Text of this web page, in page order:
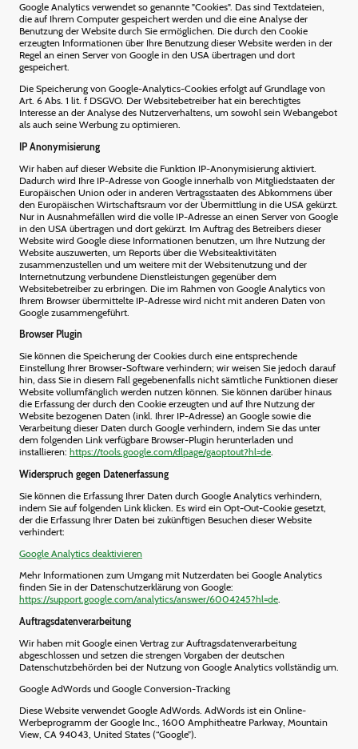
Google Analytics verwendet so genannte "Cookies". Das sind Textdateien,
die auf Ihrem Computer gespeichert werden und die eine Analyse der
Benutzung der Website durch Sie ermöglichen. Die durch den Cookie
erzeugten Informationen über Ihre Benutzung dieser Website werden in der
Regel an einen Server von Google in den USA übertragen und dort
gespeichert.
Die Speicherung von Google-Analytics-Cookies erfolgt auf Grundlage von
Art. 6 Abs. 1 lit. f DSGVO. Der Websitebetreiber hat ein berechtigtes
Interesse an der Analyse des Nutzerverhaltens, um sowohl sein Webangebot
als auch seine Werbung zu optimieren.
IP Anonymisierung
Wir haben auf dieser Website die Funktion IP-Anonymisierung aktiviert.
Dadurch wird Ihre IP-Adresse von Google innerhalb von Mitgliedstaaten der
Europäischen Union oder in anderen Vertragsstaaten des Abkommens über
den Europäischen Wirtschaftsraum vor der Übermittlung in die USA gekürzt.
Nur in Ausnahmefällen wird die volle IP-Adresse an einen Server von Google
in den USA übertragen und dort gekürzt. Im Auftrag des Betreibers dieser
Website wird Google diese Informationen benutzen, um Ihre Nutzung der
Website auszuwerten, um Reports über die Websiteaktivitäten
zusammenzustellen und um weitere mit der Websitenutzung und der
Internetnutzung verbundene Dienstleistungen gegenüber dem
Websitebetreiber zu erbringen. Die im Rahmen von Google Analytics von
Ihrem Browser übermittelte IP-Adresse wird nicht mit anderen Daten von
Google zusammengeführt.
Browser Plugin
Sie können die Speicherung der Cookies durch eine entsprechende
Einstellung Ihrer Browser-Software verhindern; wir weisen Sie jedoch darauf
hin, dass Sie in diesem Fall gegebenenfalls nicht sämtliche Funktionen dieser
Website vollumfänglich werden nutzen können. Sie können darüber hinaus
die Erfassung der durch den Cookie erzeugten und auf Ihre Nutzung der
Website bezogenen Daten (inkl. Ihrer IP-Adresse) an Google sowie die
Verarbeitung dieser Daten durch Google verhindern, indem Sie das unter
dem folgenden Link verfügbare Browser-Plugin herunterladen und
installieren: https://tools.google.com/dlpage/gaoptout?hl=de.
Widerspruch gegen Datenerfassung
Sie können die Erfassung Ihrer Daten durch Google Analytics verhindern,
indem Sie auf folgenden Link klicken. Es wird ein Opt-Out-Cookie gesetzt,
der die Erfassung Ihrer Daten bei zukünftigen Besuchen dieser Website
verhindert:
Google Analytics deaktivieren
Mehr Informationen zum Umgang mit Nutzerdaten bei Google Analytics
finden Sie in der Datenschutzerklärung von Google:
https://support.google.com/analytics/answer/6004245?hl=de.
Auftragsdatenverarbeitung
Wir haben mit Google einen Vertrag zur Auftragsdatenverarbeitung
abgeschlossen und setzen die strengen Vorgaben der deutschen
Datenschutzbehörden bei der Nutzung von Google Analytics vollständig um.
Google AdWords und Google Conversion-Tracking
Diese Website verwendet Google AdWords. AdWords ist ein Online-
Werbeprogramm der Google Inc., 1600 Amphitheatre Parkway, Mountain
View, CA 94043, United States (“Google”).